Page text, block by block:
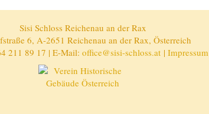
Sisi Schloss Reichenau an der Rax
6, A-2651 Reichenau an der Rax, Österreich
211 89 17 | E-Mail: office@sisi-schloss.at | Impressum